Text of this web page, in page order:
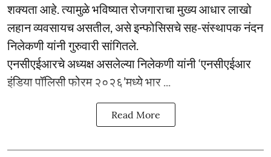
शक्यता आहे. त्यामुळे भविष्यात रोजगाराचा मुख्य आधार लाखो
लहान व्यवसायच असतील, असे इन्फोसिसचे सह-संस्थापक नंदन
निलेकणी यांनी गुरुवारी सांगितले.
एनसीएईआरचे अध्यक्ष असलेल्या निलेकणी यांनी ‘एनसीएईआर
इंडिया पॉलिसी फोरम २०२६’मध्ये भार ...
Read More